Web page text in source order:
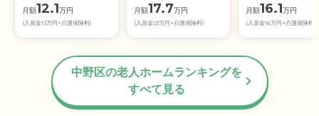
月額12.1万円
(入居金12万円+介護保険料)
月額17.7万円
(入居金23万円+介護保険料)
月額16.1万円
(入居金16万円+介護保険料)
中野区の老人ホームランキングを
すべて見る